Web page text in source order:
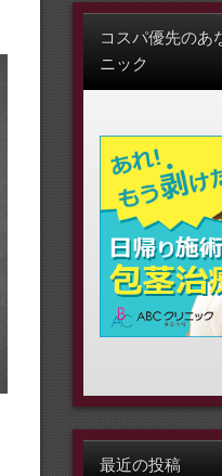
コスパ優先のあ
ニック
最近の投稿